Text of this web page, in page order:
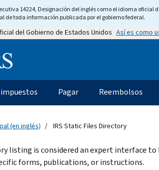
14224, Designación del inglés como el idioma oficial
de toda información publicada por el gobierno federal.
del Gobierno de Estados Unidos Así es como
Information
Pagar Reembolsos
(en inglés) IRS Static Files Directory
listing is considered an expert interface
forms, publications, or instructions.